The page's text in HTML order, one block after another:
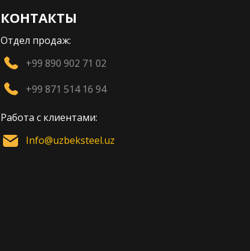
КОНТАКТЫ
Отдел продаж:
+99 890 902 71 02
+99 871 514 16 94
Работа с клиентами:
Info@uzbeksteel.uz